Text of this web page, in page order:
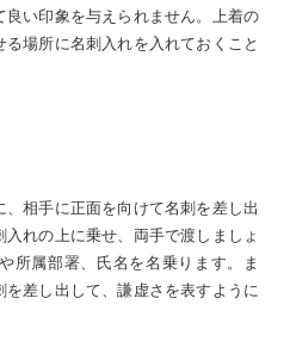
い印象を与えられません。上着の
場所に名刺入れを入れておくこと
相手に正面を向けて名刺を差し出
れの上に乗せ、両手で渡しましょ
所属部署、氏名を名乗ります。ま
差し出して、謙虚さを表すように